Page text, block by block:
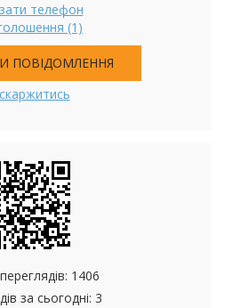
телефон
(1)
ПОВІДОМЛЕННЯ
1406
за сьогодні: 3